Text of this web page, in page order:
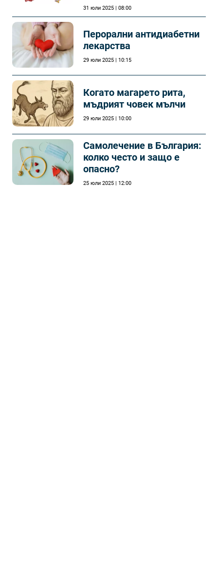
31 юли 2025 | 08:00
Перорални антидиабетни
лекарства
29 юли 2025 | 10:15
Когато магарето рита,
мъдрият човек мълчи
29 юли 2025 | 10:00
Самолечeние в България:
колко често и защо е
опасно?
25 юли 2025 | 12:00